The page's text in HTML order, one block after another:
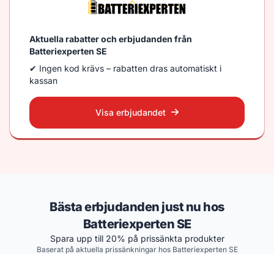
Aktuella rabatter och erbjudanden från
Batteriexperten SE
✔ Ingen kod krävs – rabatten dras automatiskt i
kassan
Visa erbjudandet
Bästa erbjudanden just nu hos
Batteriexperten SE
Spara upp till 20% på prissänkta produkter
Baserat på aktuella prissänkningar hos Batteriexperten SE